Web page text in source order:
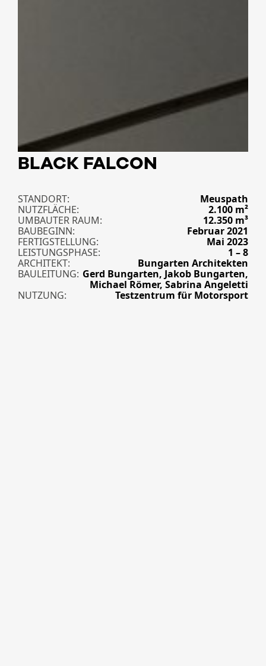
BLACK FALCON
STANDORT
Meuspath
NUTZFLÄCHE
2.100 m²
UMBAUTER RAUM
12.350 m³
BAUBEGINN
Februar 2021
FERTIGSTELLUNG
Mai 2023
LEISTUNGSPHASE
1 – 8
ARCHITEKT
Bungarten Architekten
BAULEITUNG Gerd Bungarten, Jakob Bungarten,
Michael Römer, Sabrina Angeletti
NUTZUNG
Testzentrum für Motorsport